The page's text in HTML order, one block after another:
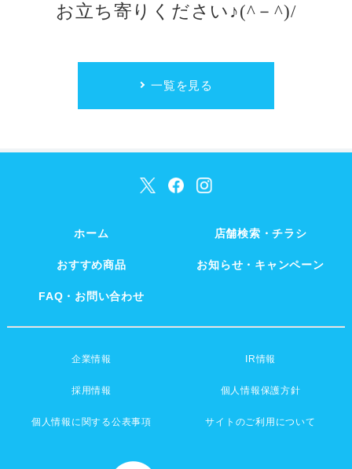
お立ち寄りください♪(^ －^)/
一覧を見る
ホーム 店舗検索・チラシ
おすすめ商品 お知らせ・キャンペーン
FAQ・お問い合わせ
企業情報 IR情報
採用情報 個人情報保護方針
個人情報に関する公表事項 サイトのご利用について